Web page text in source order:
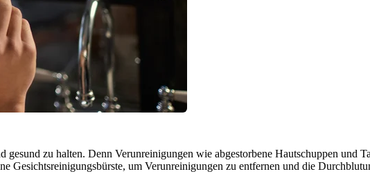
zu halten. Denn Verunreinigungen wie abgestorbene Hautschuppen und
Gesichtsreinigungsbürste, um Verunreinigungen zu entfernen und die